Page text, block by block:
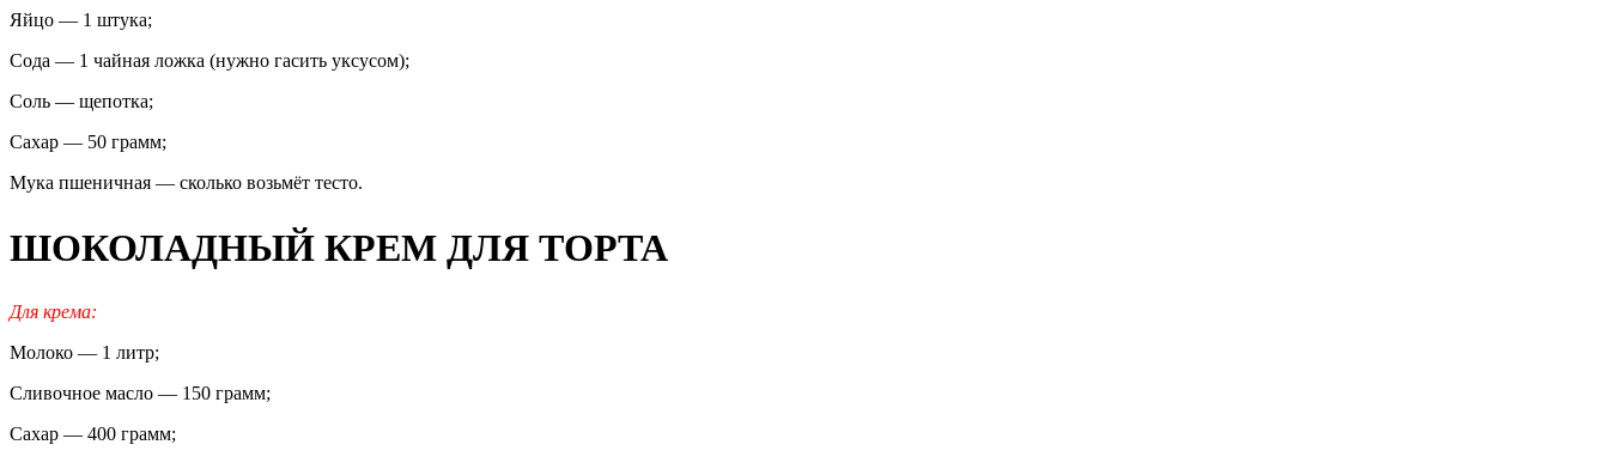
Яйцо — 1 штука;
Сода — 1 чайная ложка (нужно гасить уксусом);
Соль — щепотка;
Сахар — 50 грамм;
Мука пшеничная — сколько возьмёт тесто.
ШОКОЛАДНЫЙ КРЕМ ДЛЯ ТОРТА
Для крема:
Молоко — 1 литр;
Сливочное масло — 150 грамм;
Сахар — 400 грамм;